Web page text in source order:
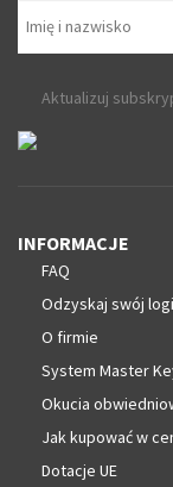
Aktualizuj
INFORMACJE
FAQ
Odzyskaj swój
O firmie
System Master
Okucia
Jak kupować w
Dotacje UE